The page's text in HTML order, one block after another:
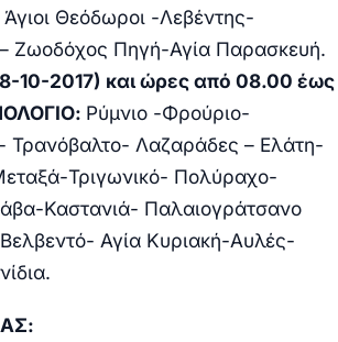
Θεόδωροι -Λεβέντης-
Ζωοδόχος Πηγή-Αγία Παρασκευή.
10-2017) και ώρες από 08.00 έως
: Ρύμνιο -Φρούριο-
Τρανόβαλτο- Λαζαράδες – Ελάτη-
Τριγωνικό- Πολύραχο-
Καστανιά- Παλαιογράτσανο
Αγία Κυριακή-Αυλές-